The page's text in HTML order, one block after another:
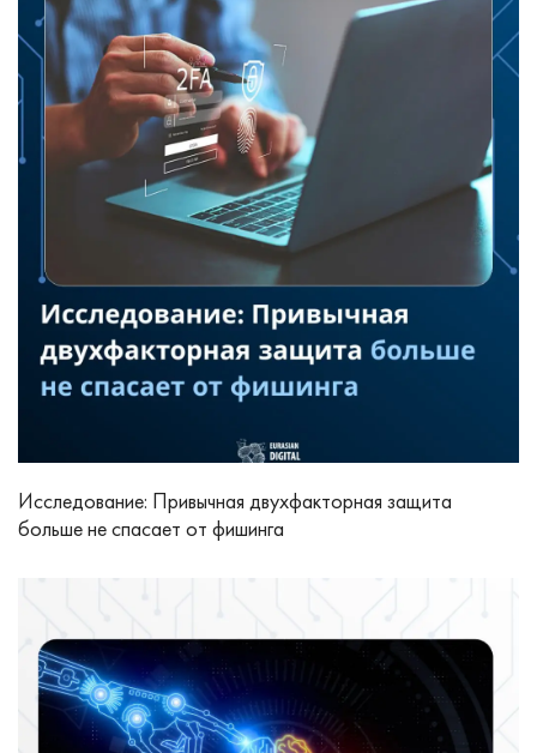
Исследование: Привычная двухфакторная защита
больше не спасает от фишинга